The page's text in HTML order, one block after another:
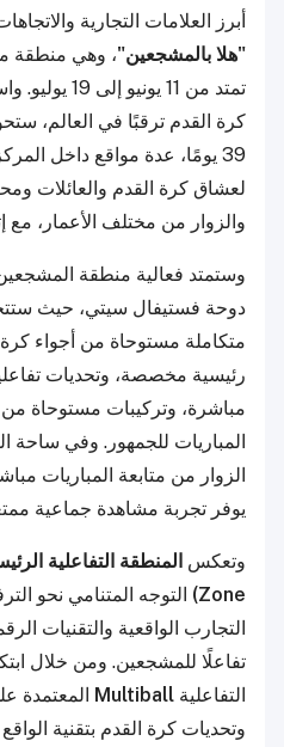
أبرز العلامات التجارية
"هلا بالمشجعين"، وهي منطقة
تمتد من 11
كرة القدم ترقبًا في العالم،
39 يومًا، عدة مواقع داخل
لعشاق كرة القدم والعائلات
والزوار من مختلف الأعمار، مع
وستمتد فعالية منطقة
دوحة فستيفال سيتي، حيث
متكاملة مستوحاة من أجواء
رئيسية مخصصة، وتحديات
مباشرة، وتركيبات مستوحاة
المباريات للجمهور. وفي ساحة
الزوار من متابعة المباريات
يوفر تجربة مشاهدة جماعية
وتعكس
Zone) التوجه المتنامي نحو
التجارب الواقعية والتقنيات
تفاعلًا للمشجعين. ومن خلال
التفاعلية Multiball المعتمدة
وتحديات كرة القدم بتقنية